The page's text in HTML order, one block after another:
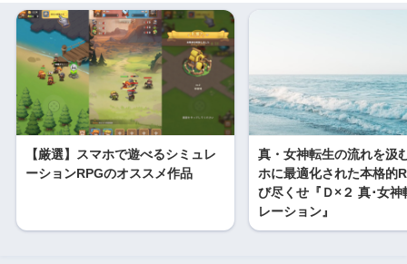
【厳選】スマホで遊べるシミュレ
ーションRPGのオススメ作品
真・女神転生の流れを汲
ホに最適化された本格的
び尽くせ『Ｄ×２ 真･女神
レーション』